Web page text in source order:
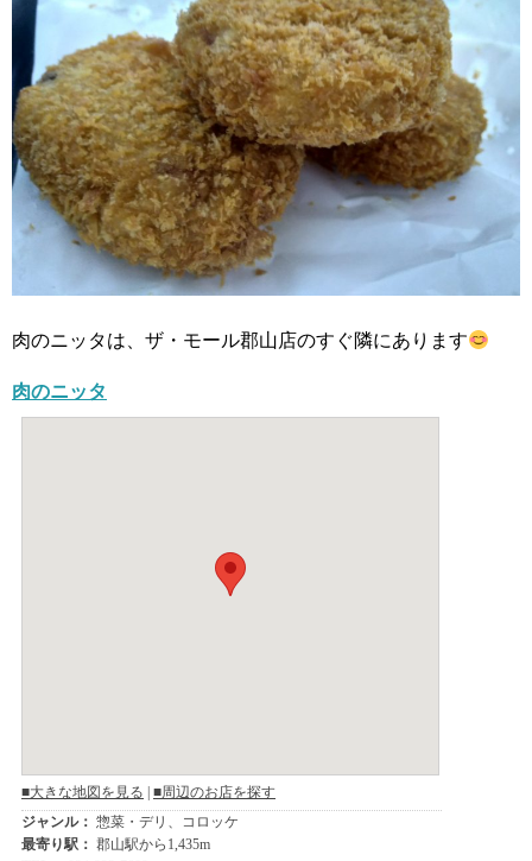
肉のニッタは、ザ・モール郡山店のすぐ隣にあります
肉のニッタ